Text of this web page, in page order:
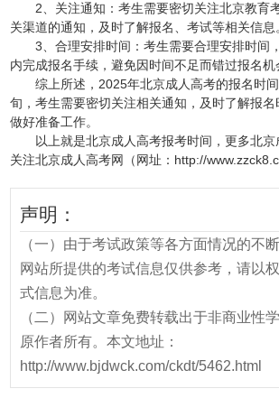
2、关注通知：考生需要密切关注北京教育
关渠道的通知，及时了解报名、考试等相关信息
3、合理安排时间：考生需要合理安排时间
内完成报名手续，避免因时间不足而错过报名机
综上所述，2025年北京成人高考的报名时间
旬，考生需要密切关注相关通知，及时了解报
做好准备工作。
以上就是北京成人高考报考时间 ，更多北
关注北京成人高考网（网址：http://
声明：
（一）由于考试政策等各方面情况的不
网站所提供的考试信息仅供参考，请以
式信息为准。
（二）网站文章免费转载出于非商业性
原作者所有。本文地址：
http://www.bjdwck.com/ckdt/5462.html